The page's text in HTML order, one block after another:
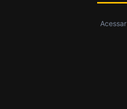
Acessar